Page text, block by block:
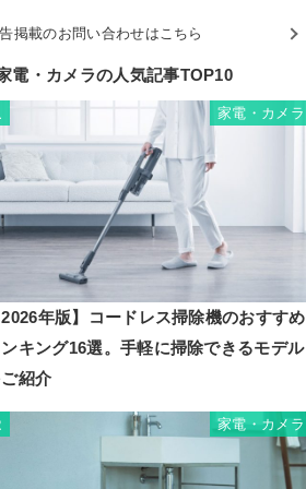
掲載のお問い合わせはこちら
電・カメラの人気記事TOP10
家電・カメラ
年版】コードレス掃除機のおすすめ
キング16選。手軽に掃除できるモデル
紹介
家電・カメラ